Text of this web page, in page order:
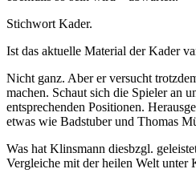
Stichwort Kader.
Ist das aktuelle Material der Kader
Nicht ganz. Aber er versucht
machen. Schaut sich die Spieler an
entsprechenden Positionen.
etwas wie Badstuber und Thomas
Was hat Klinsmann diesbzgl.
Vergleiche mit der heilen Welt unter